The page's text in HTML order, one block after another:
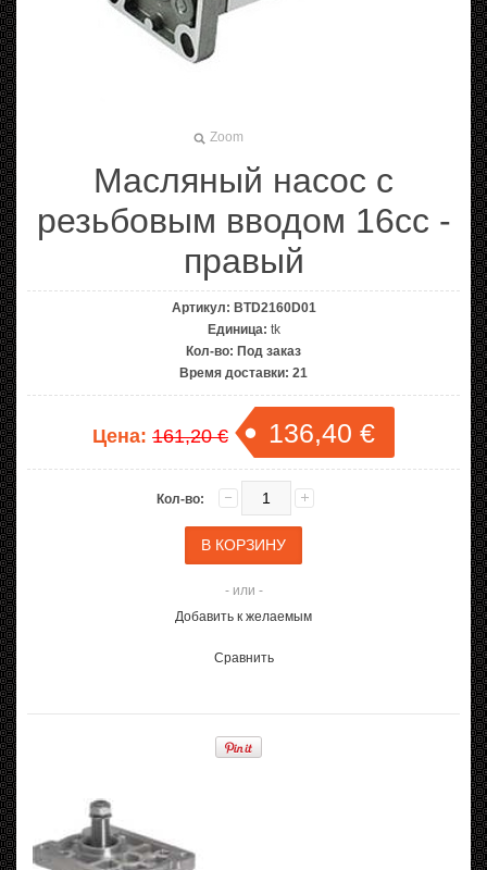
Zoom
Масляный насос с
резьбовым вводом 16cc -
правый
Артикул: BTD2160D01
Единица: tk
Кол-во: Под заказ
Время доставки: 21
Цена: 161,20 € 136,40 €
Кол-во:
- или -
Добавить к желаемым
Сравнить